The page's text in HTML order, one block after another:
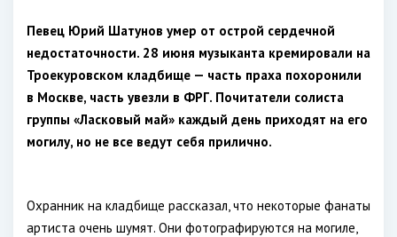
Певец Юрий Шатунов умер от острой сердечной
недостаточности. 28 июня музыканта кремировали на
Троекуровском кладбище — часть праха похоронили
в Москве, часть увезли в ФРГ. Почитатели солиста
группы «Ласковый май» каждый день приходят на его
могилу, но не все ведут себя прилично.
Охранник на кладбище рассказал, что некоторые фанаты
артиста очень шумят. Они фотографируются на могиле,